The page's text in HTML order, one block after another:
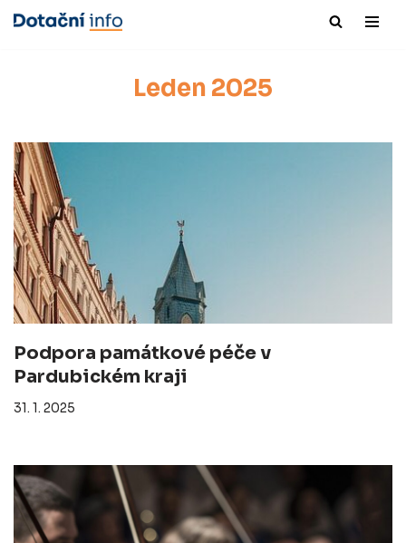
Leden 2025
Podpora památkové péče v
Pardubickém kraji
31. 1. 2025